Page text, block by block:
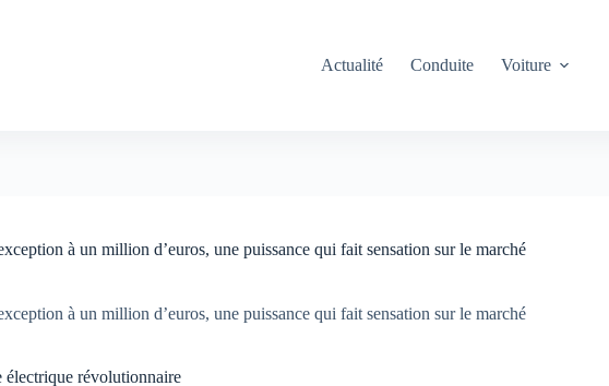
Actualité Conduite Voiture
à un million d’euros, une puissance qui fait sensation sur le marché
à un million d’euros, une puissance qui fait sensation sur le marché
révolutionnaire